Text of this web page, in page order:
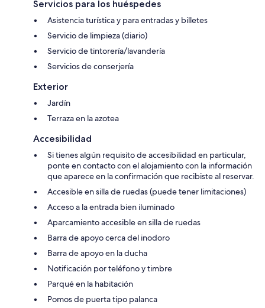
Servicios para los huéspedes
Asistencia turística y para entradas y billetes
Servicio de limpieza (diario)
Servicio de tintorería/lavandería
Servicios de conserjería
Exterior
Jardín
Terraza en la azotea
Accesibilidad
Si tienes algún requisito de accesibilidad en particular,
ponte en contacto con el alojamiento con la información
que aparece en la confirmación que recibiste al reservar.
Accesible en silla de ruedas (puede tener limitaciones)
Acceso a la entrada bien iluminado
Aparcamiento accesible en silla de ruedas
Barra de apoyo cerca del inodoro
Barra de apoyo en la ducha
Notificación por teléfono y timbre
Parqué en la habitación
Pomos de puerta tipo palanca